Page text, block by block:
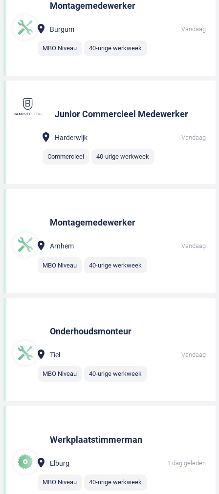
Montagemedewerker
Burgum Vandaag
MBO Niveau 40-urige werkweek
Junior Commercieel Medewerker
Harderwijk Vandaag
Commercieel 40-urige werkweek
Montagemedewerker
Arnhem Vandaag
MBO Niveau 40-urige werkweek
Onderhoudsmonteur
Tiel Vandaag
MBO Niveau 40-urige werkweek
Werkplaatstimmerman
Elburg 1 dag geleden
MBO Niveau 40-urige werkweek